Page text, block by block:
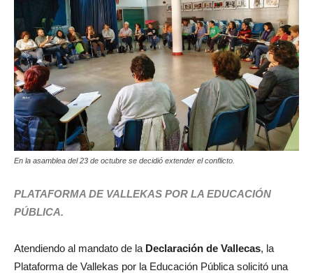
En la asamblea del 23 de octubre se decidió extender el conflicto.
PLATAFORMA DE VALLEKAS POR LA EDUCACIÓN
PÚBLICA.
Atendiendo al mandato de la Declaración de Vallecas, la
Plataforma de Vallekas por la Educación Pública solicitó una